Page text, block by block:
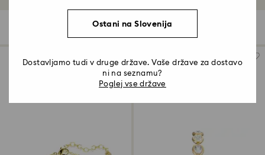
Filters
Filters
po
Ostani na Slovenija
Dostavljamo tudi v druge države. Vaše države za dostavo
ni na seznamu?
Poglej vse države